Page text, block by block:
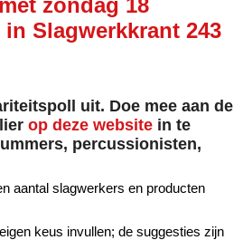
Slagwerkkrant 243
uit. Doe mee aan de
op deze website in te
percussionisten,
aantal slagwerkers en producten
keus invullen; de suggesties zijn